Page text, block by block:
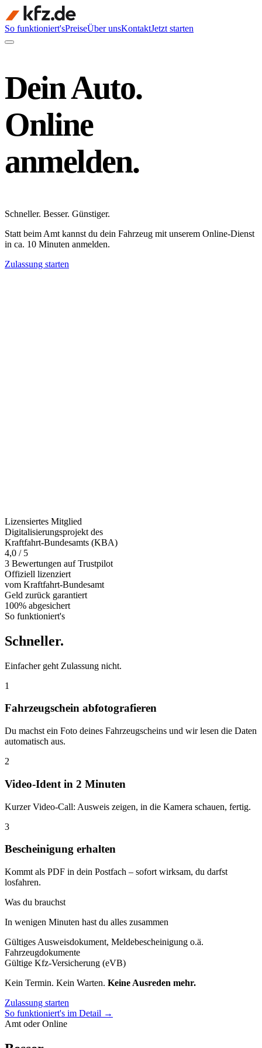
So funktioniert'sPreiseÜber unsKontaktJetzt starten
Dein Auto.
Online
anmelden.
Schneller. Besser. Günstiger.
Statt beim Amt kannst du dein Fahrzeug mit unserem Online-Dienst
in ca. 10 Minuten anmelden.
Zulassung starten
Lizensiertes Mitglied
Digitalisierungsprojekt des
Kraftfahrt-Bundesamts (KBA)
4,0 / 5
3 Bewertungen auf Trustpilot
Offiziell lizenziert
vom Kraftfahrt-Bundesamt
Geld zurück garantiert
100% abgesichert
So funktioniert's
Schneller.
Einfacher geht Zulassung nicht.
1
Fahrzeugschein abfotografieren
Du machst ein Foto deines Fahrzeugscheins und wir lesen die Daten
automatisch aus.
2
Video-Ident in 2 Minuten
Kurzer Video-Call: Ausweis zeigen, in die Kamera schauen, fertig.
3
Bescheinigung erhalten
Kommt als PDF in dein Postfach – sofort wirksam, du darfst
losfahren.
Was du brauchst
In wenigen Minuten hast du alles zusammen
Gültiges Ausweisdokument, Meldebescheinigung o.ä.
Fahrzeugdokumente
Gültige Kfz-Versicherung (eVB)
Kein Termin. Kein Warten. Keine Ausreden mehr.
Zulassung starten
So funktioniert's im Detail →
Amt oder Online